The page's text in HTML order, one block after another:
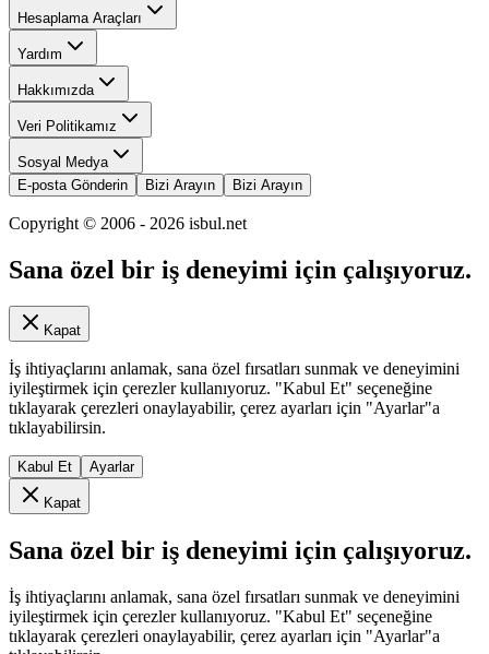
Hesaplama Araçları
Yardım
Hakkımızda
Veri Politikamız
Sosyal Medya
E-posta Gönderin
Bizi Arayın Bizi Arayın
Copyright © 2006 - 2026 isbul.net
Sana özel bir iş deneyimi için çalışıyoruz.
Kapat
İş ihtiyaçlarını anlamak, sana özel fırsatları sunmak ve deneyimini
iyileştirmek için çerezler kullanıyoruz. "Kabul Et" seçeneğine
tıklayarak çerezleri onaylayabilir, çerez ayarları için "Ayarlar"a
tıklayabilirsin.
Kabul Et Ayarlar
Kapat
Sana özel bir iş deneyimi için çalışıyoruz.
İş ihtiyaçlarını anlamak, sana özel fırsatları sunmak ve deneyimini
iyileştirmek için çerezler kullanıyoruz. "Kabul Et" seçeneğine
tıklayarak çerezleri onaylayabilir, çerez ayarları için "Ayarlar"a